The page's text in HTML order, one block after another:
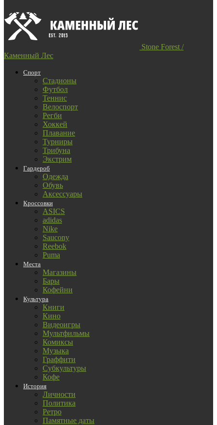
Stone Forest /
Каменный Лес
Спорт
Стадионы
Футбол
Теннис
Велоспорт
Регби
Хоккей
Плавание
Турниры
Трибуна
Экстрим
Гардероб
Одежда
Обувь
Аксессуары
Кроссовки
ASICS
adidas
Nike
Saucony
Reebok
Puma
Места
Магазины
Бары
Кофейни
Культура
Книги
Кино
Видеоигры
Мультфильмы
Комиксы
Музыка
Граффити
Субкультуры
Кофе
История
Личности
Политика
Ретро
Памятные даты